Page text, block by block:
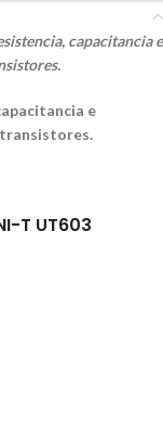
capacitancia e
e
T UT603